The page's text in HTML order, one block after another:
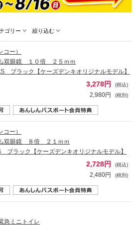
ゴリー 絞り込む
ー）
双眼鏡 １０倍 ２５ｍｍ
ブラック【ケーズデンキオリジナルモデル】
3,278円 (税込)
2,980円 (税別)
ー）
双眼鏡 ８倍 ２１ｍｍ
ブラック【ケーズデンキオリジナルモデル】
2,728円 (税込)
2,480円 (税別)
急ミニトイレ